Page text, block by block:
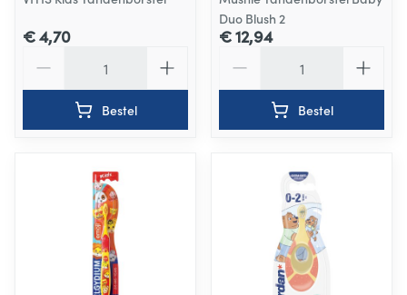
€ 4,70
Bestel
Duo Blush 2
€ 12,94
Bestel